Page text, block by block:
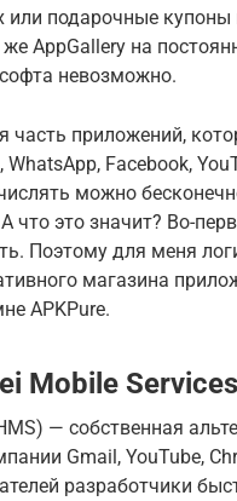
подарочные купоны
AppGallery на
невозможно.
часть приложений,
Facebook,
можно
что это значит? Во-
Поэтому для меня
магазина
APKPure.
Mobile
— собственная
Gmail, YouTube,
разработчики